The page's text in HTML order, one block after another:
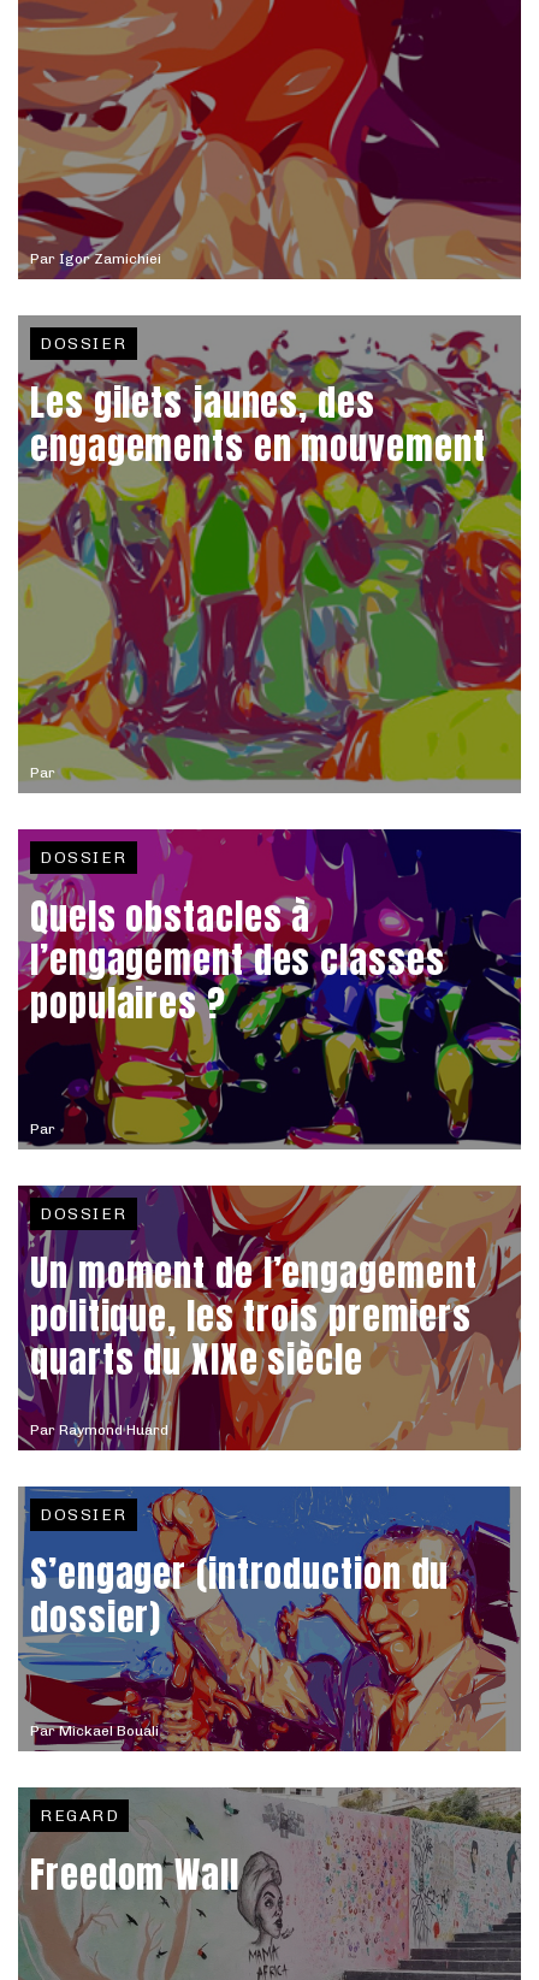
Par Igor Zamichiei
Par
DOSSIER
Les gilets jaunes, des
engagements en mouvement
Par
DOSSIER
Quels obstacles à
l’engagement des classes
populaires ?
ParRaymond Huard
DOSSIER
Un moment de l’engagement
politique, les trois premiers
quarts du XIXe siècle
ParMickael Bouali
DOSSIER
S’engager (introduction du
dossier)
REGARD
Freedom Wall